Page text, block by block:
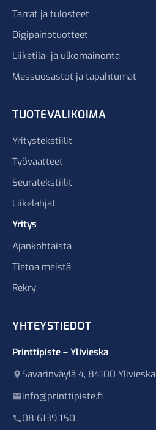
Tarrat ja tulosteet
Digipainotuotteet
Liiketila- ja ulkomainonta
Messuosastot ja tapahtumat
TUOTEVALIKOIMA
Yritystekstiilit
Työvaatteet
Seuratekstiilit
Liikelahjat
Yritys
Ajankohtaista
Tietoa meistä
Rekry
YHTEYSTIEDOT
Printtipiste – Ylivieska
Savarinväylä 4, 84100 Ylivieska
info@printtipiste.fi
08 6139 150